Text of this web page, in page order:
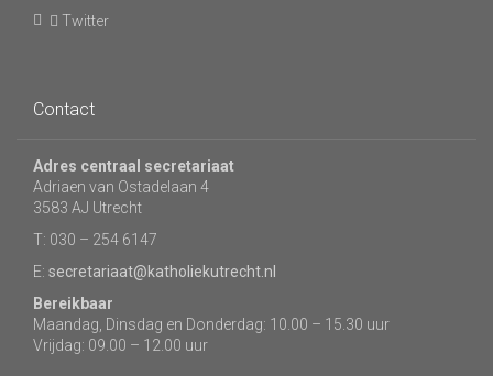
Twitter
Contact
Adres centraal secretariaat
Adriaen van Ostadelaan 4
3583 AJ Utrecht
T: 030 – 254 6147
E: secretariaat@katholiekutrecht.nl
Bereikbaar
Maandag, Dinsdag en Donderdag: 10.00 – 15.30 uur
Vrijdag: 09.00 – 12.00 uur